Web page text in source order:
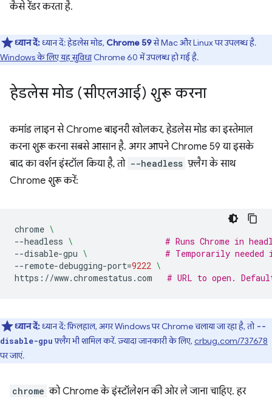
कैसे रेंडर करता है.
ध्यान दें:ध्यान दें: हेडलेस मोड, Chrome 59से Mac और Linux पर उपलब्ध है.
Windows के लिए यह सुविधाChrome 60 में उपलब्ध हो गई है.
हेडलेस मोड (सीएलआई) शुरू करना
कमांड लाइन से Chrome बाइनरी खोलकर, हेडलेस मोड का इस्तेमाल
करना शुरू करना सबसे आसान है. अगर आपने Chrome 59 या इसके
बाद का वर्शन इंस्टॉल किया है, तो --headless फ़्लैग के साथ
Chrome शुरू करें:
chrome \
--headless \
# Runs Chrome in
--disable-gpu \
# Temporarily needed
--remote-debugging-port=9222 \
https://www.chromestatus.com
# URL to open.
ध्यान दें:ध्यान दें: फ़िलहाल, अगर Windows पर Chrome चलाया जा रहा है, तो --
disable-gpuफ़्लैग भी शामिल करें. ज़्यादा जानकारी के लिए, crbug.com/737678
पर जाएं.
chrome को Chrome के इंस्टॉलेशन की ओर ले जाना चाहिए. हर